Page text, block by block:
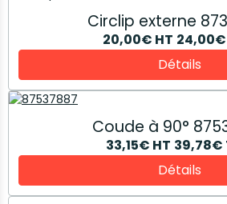
Circlip externe
20,00€ HT 24,00€
Détails
Coude à 90°
33,15€ HT 39,78€
Détails